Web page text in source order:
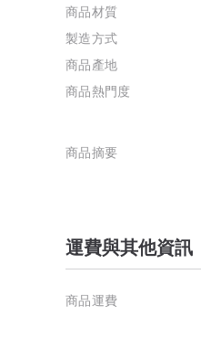
商品材質
製造方式
商品產地
商品熱門度
商品摘要
運費與其他資訊
商品運費